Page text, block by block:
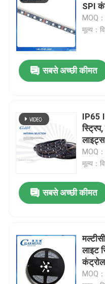
SPI
MOQ
मूल्य：
सबसे अच्छी कीमत
IP65
लाइट्स
MOQ
मूल्य：
सबसे अच्छी कीमत
लाइट
कंट्रोल
MOQ